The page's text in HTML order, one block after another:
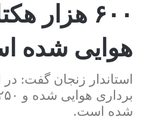
۶۰۰
هوایی شده
شده است.